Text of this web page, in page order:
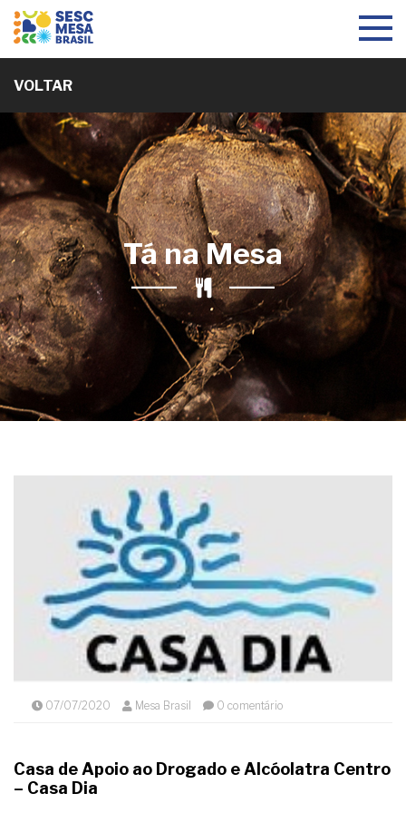
Toggle
VOLTAR
Tá na Mesa
07/07/2020 Mesa Brasil 0 comentário
Casa de Apoio ao Drogado e Alcóolatra Centro
– Casa Dia